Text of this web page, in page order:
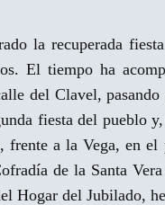
la recuperada
El tiempo ha
del Clavel,
fiesta del pueblo
frente a la Vega, en
de la Santa
Hogar del Jubilado,